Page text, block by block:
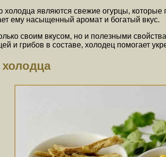
холодца являются свежие огурцы,
ему насыщенный аромат и богатый вкус.
своим вкусом, но и полезными
и грибов в составе, холодец помогает
холодца